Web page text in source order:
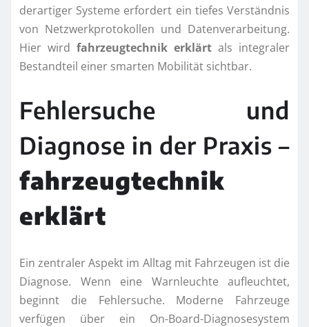
derartiger Systeme erfordert ein tiefes Verständnis
von Netzwerkprotokollen und Datenverarbeitung.
Hier wird fahrzeugtechnik erklärt als integraler
Bestandteil einer smarten Mobilität sichtbar.
Fehlersuche und
Diagnose in der Praxis –
fahrzeugtechnik
erklärt
Ein zentraler Aspekt im Alltag mit Fahrzeugen ist die
Diagnose. Wenn eine Warnleuchte aufleuchtet,
beginnt die Fehlersuche. Moderne Fahrzeuge
verfügen über ein On-Board-Diagnosesystem